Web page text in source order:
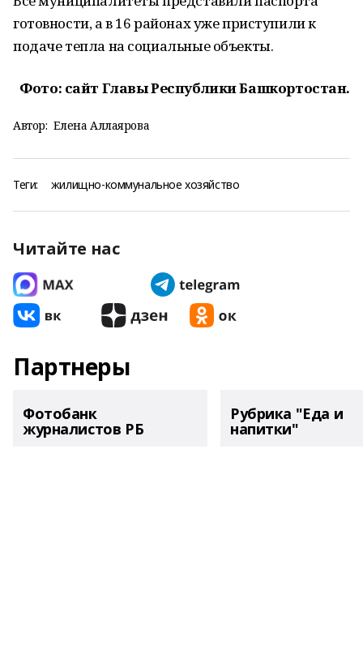
готовности, а в 16 районах уже приступили к
подаче тепла на социальные объекты.
Фото: сайт Главы Республики Башкортостан.
Автор: Елена Аллаярова
Теги: жилищно-коммунальное хозяйство
Читайте нас
Партнеры
Фотобанк
журналистов РБ
Рубрика "Еда и
напитки"